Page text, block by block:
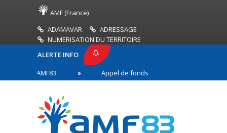
AMF (France)
ADAMAVAR
ADRESSAGE
NUMERISATION DU TERRITOIRE
ALERTE INFO
AMF83
Appel de fonds incendies de forêt
en première ligne